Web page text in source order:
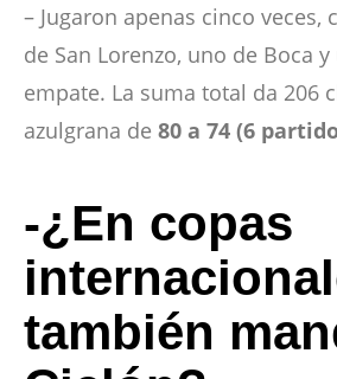
– Jugaron apenas cinco veces,
de San Lorenzo, uno de Boca
empate. La suma total da 206
azulgrana de 80 a 74 (6
-¿En copas
también